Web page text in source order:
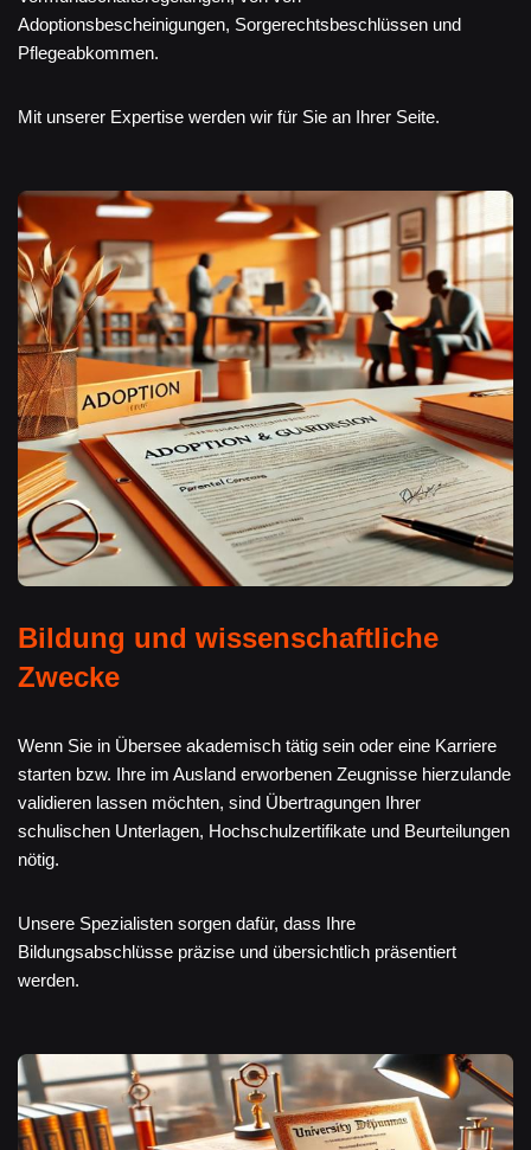
Adoptionsbescheinigungen, Sorgerechtsbeschlüssen und
Pflegeabkommen.
Mit unserer Expertise werden wir für Sie an Ihrer Seite.
Bildung und wissenschaftliche
Zwecke
Wenn Sie in Übersee akademisch tätig sein oder eine Karriere
starten bzw. Ihre im Ausland erworbenen Zeugnisse hierzulande
validieren lassen möchten, sind Übertragungen Ihrer
schulischen Unterlagen, Hochschulzertifikate und Beurteilungen
nötig.
Unsere Spezialisten sorgen dafür, dass Ihre
Bildungsabschlüsse präzise und übersichtlich präsentiert
werden.